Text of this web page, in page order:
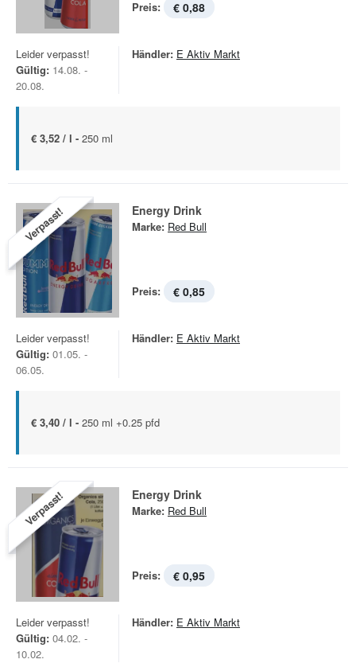
Preis: € 0,88
Leider verpasst!
Gültig: 14.08. -
20.08.
Händler: E Aktiv Markt
€ 3,52 / l - 250 ml
Verpasst! Energy Drink
Marke: Red Bull
Preis: € 0,85
Leider verpasst!
Gültig: 01.05. -
06.05.
Händler: E Aktiv Markt
€ 3,40 / l - 250 ml +0.25 pfd
Verpasst! Energy Drink
Marke: Red Bull
Preis: € 0,95
Leider verpasst!
Gültig: 04.02. -
10.02.
Händler: E Aktiv Markt